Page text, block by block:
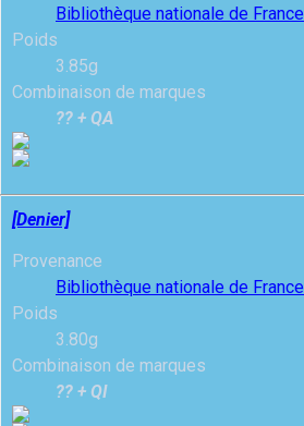
Bibliothèque nationale de France
Poids
3.85g
Combinaison de marques
?? + QA
[Denier]
Provenance
Bibliothèque nationale de France
Poids
3.80g
Combinaison de marques
?? + QI